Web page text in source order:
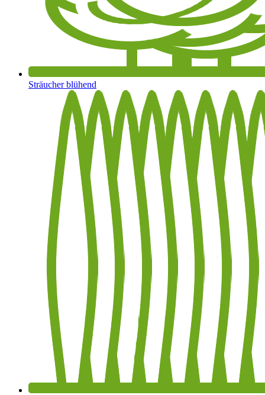
Sträucher blühend